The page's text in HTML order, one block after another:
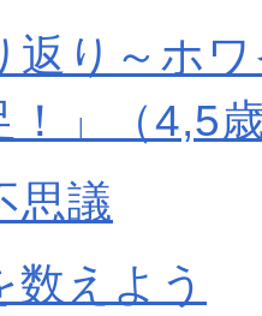
返り～ホ
」（4,5
思議
数えよう